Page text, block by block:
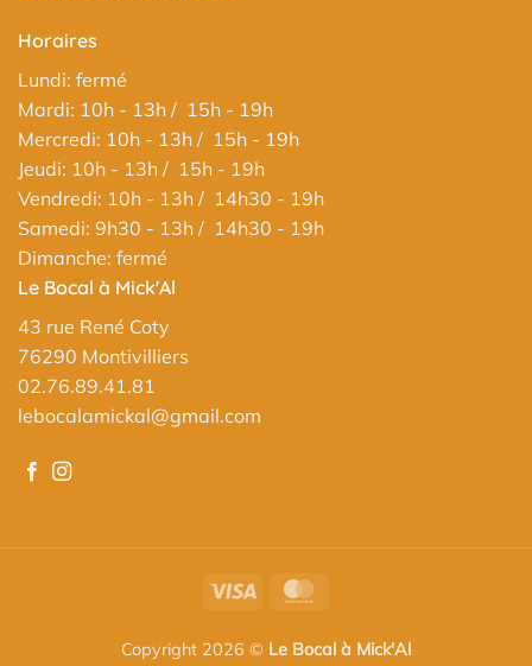
Horaires
Lundi: fermé
Mardi: 10h - 13h / 15h - 19h
Mercredi: 10h - 13h / 15h - 19h
Jeudi: 10h - 13h / 15h - 19h
Vendredi: 10h - 13h / 14h30 - 19h
Samedi: 9h30 - 13h / 14h30 - 19h
Dimanche: fermé
Le Bocal à Mick'Al
43 rue René Coty
76290 Montivilliers
02.76.89.41.81
lebocalamickal@gmail.com
Visa
Copyright 2026 © Le Bocal à Mick'Al